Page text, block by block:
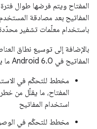
المفتاح ويتم فرضها طوال
المفاتيح بعد مصادقة
باستخدام معلّمات تشفير
بالإضافة إلى توسيع نطاق
المفاتيح في Android 6.0 ما يلي:
مخطط للتحكّم في
المفتاح، ما يقلّل من
استخدام المفاتيح
مخطط للتحكّم في